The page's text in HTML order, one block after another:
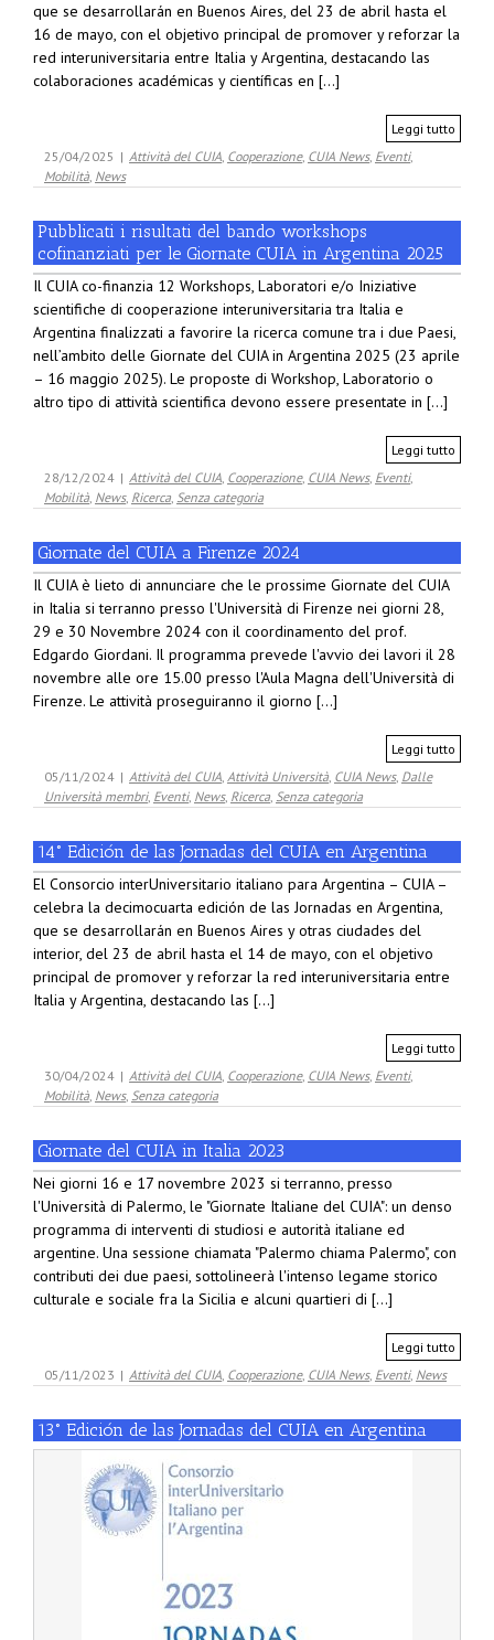
que se desarrollarán en Buenos Aires, del 23 de abril hasta el
16 de mayo, con el objetivo principal de promover y reforzar la
red interuniversitaria entre Italia y Argentina, destacando las
colaboraciones académicas y científicas en [...]
Leggi tutto
25/04/2025 | Attività del CUIA, Cooperazione, CUIA News, Eventi,
Mobilità, News
Pubblicati i risultati del bando workshops
cofinanziati per le Giornate CUIA in Argentina 2025
Il CUIA co-finanzia 12 Workshops, Laboratori e/o Iniziative
scientifiche di cooperazione interuniversitaria tra Italia e
Argentina finalizzati a favorire la ricerca comune tra i due Paesi,
nell’ambito delle Giornate del CUIA in Argentina 2025 (23 aprile
– 16 maggio 2025). Le proposte di Workshop, Laboratorio o
altro tipo di attività scientifica devono essere presentate in [...]
Leggi tutto
28/12/2024 | Attività del CUIA, Cooperazione, CUIA News, Eventi,
Mobilità, News, Ricerca, Senza categoria
Giornate del CUIA a Firenze 2024
Il CUIA è lieto di annunciare che le prossime Giornate del CUIA
in Italia si terranno presso l'Università di Firenze nei giorni 28,
29 e 30 Novembre 2024 con il coordinamento del prof.
Edgardo Giordani. Il programma prevede l'avvio dei lavori il 28
novembre alle ore 15.00 presso l'Aula Magna dell'Università di
Firenze. Le attività proseguiranno il giorno [...]
Leggi tutto
05/11/2024 | Attività del CUIA, Attività Università, CUIA News, Dalle
Università membri, Eventi, News, Ricerca, Senza categoria
14° Edición de las Jornadas del CUIA en Argentina
El Consorcio interUniversitario italiano para Argentina – CUIA –
celebra la decimocuarta edición de las Jornadas en Argentina,
que se desarrollarán en Buenos Aires y otras ciudades del
interior, del 23 de abril hasta el 14 de mayo, con el objetivo
principal de promover y reforzar la red interuniversitaria entre
Italia y Argentina, destacando las [...]
Leggi tutto
30/04/2024 | Attività del CUIA, Cooperazione, CUIA News, Eventi,
Mobilità, News, Senza categoria
Giornate del CUIA in Italia 2023
Nei giorni 16 e 17 novembre 2023 si terranno, presso
l'Università di Palermo, le "Giornate Italiane del CUIA": un denso
programma di interventi di studiosi e autorità italiane ed
argentine. Una sessione chiamata "Palermo chiama Palermo", con
contributi dei due paesi, sottolineerà l'intenso legame storico
culturale e sociale fra la Sicilia e alcuni quartieri di [...]
Leggi tutto
05/11/2023 | Attività del CUIA, Cooperazione, CUIA News, Eventi, News
13° Edición de las Jornadas del CUIA en Argentina